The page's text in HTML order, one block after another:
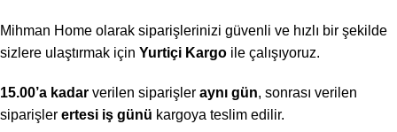
Mihman Home olarak siparişlerinizi güvenli ve hızlı bir şekilde
sizlere ulaştırmak için Yurtiçi Kargo ile çalışıyoruz.
15.00’a kadar verilen siparişler aynı gün, sonrası verilen
siparişler ertesi iş günü kargoya teslim edilir.